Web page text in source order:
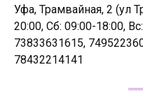
Уфа, Трамвайная, 2 (ул
20:00, Сб: 09:00-18:00,
73833631615,
78432214141